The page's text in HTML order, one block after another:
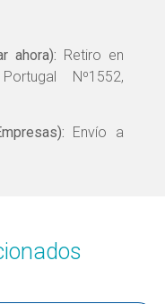
ahora): Retiro en
Nº1552,
Envío a